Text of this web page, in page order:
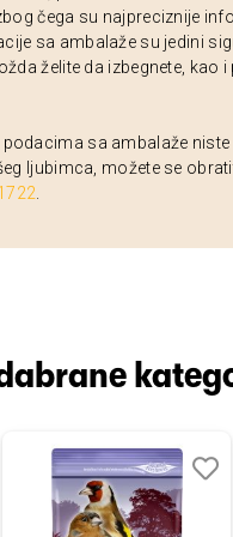
čega su najpreciznije
sa ambalaže su jedini
želite da izbegnete, kao
sa ambalaže niste
ljubimca, možete se